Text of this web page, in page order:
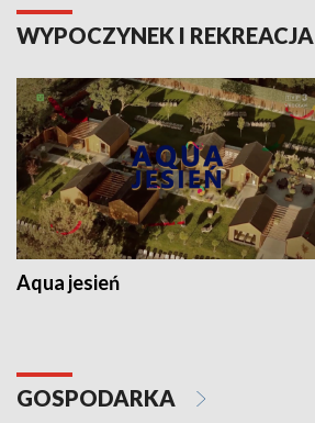
WYPOCZYNEK I REKREACJA
Aqua jesień
GOSPODARKA